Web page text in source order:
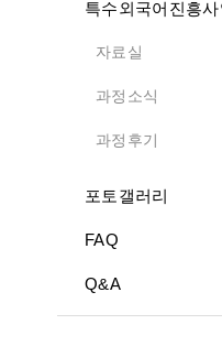
특수외국어진흥사
자료실
과정소식
과정후기
포토갤러리
FAQ
Q&A